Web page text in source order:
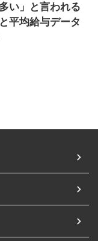
い」と言われる
平均給与データ